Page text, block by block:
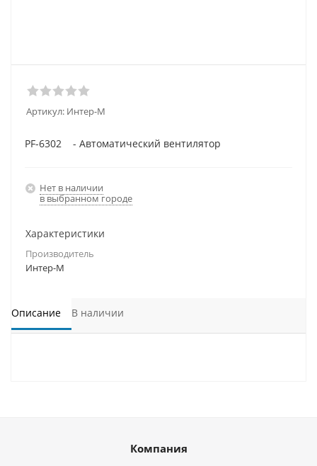
Артикул: Интер-М
PF-6302 - Автоматический вентилятор
Нет в наличии
в выбранном городе
Характеристики
Производитель
Интер-М
Описание В наличии
Компания